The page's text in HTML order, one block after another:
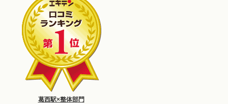
葛西駅×整体部門